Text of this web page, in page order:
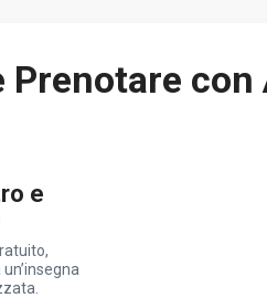
Prenotare
e